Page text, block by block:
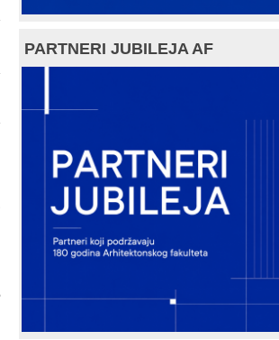
PARTNERI JUBILEJA AF